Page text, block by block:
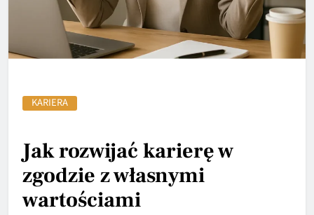
KARIERA
Jak rozwijać karierę w
zgodzie z własnymi
wartościami